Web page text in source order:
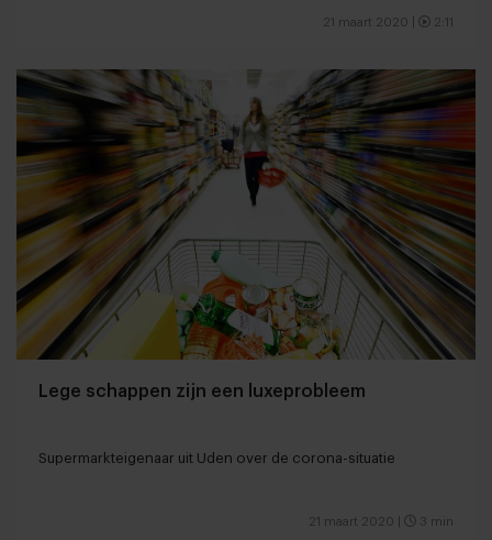
21 maart 2020 2:11
Lege schappen zijn een luxeprobleem
Supermarkteigenaar uit Uden over de corona-situatie
21 maart 2020 3 min